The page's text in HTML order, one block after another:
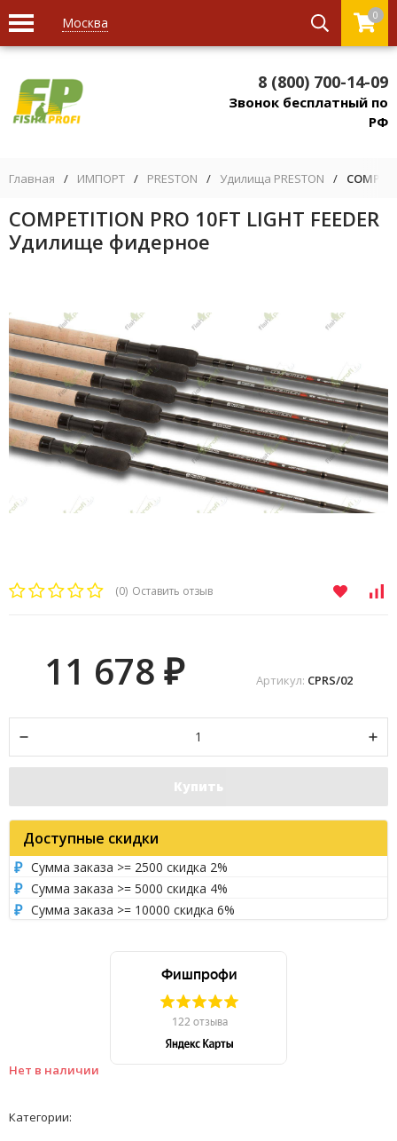
Москва 0
8 (800) 700-14-09
Звонок бесплатный по
РФ
Главная / ИМПОРТ / PRESTON / Удилища PRESTON /
COMPETITION PRO 10FT LIGHT FEEDER
Удилище фидерное
(0) Оставить отзыв
Нет в наличии
Артикул: CPRS/02
11 678 ₽
Купить
Доступные скидки
Сумма заказа >= 2500 скидка 2%
Сумма заказа >= 5000 скидка 4%
Сумма заказа >= 10000 скидка 6%
Категории: